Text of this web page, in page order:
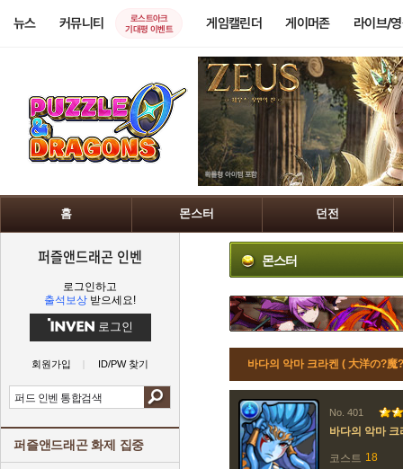
뉴스 커뮤니티
로스트아크
기대평 이벤트
게임캘린더 게이머존 라이브/
홈 몬스터 던전
퍼즐앤드래곤 인벤
로그인하고
출석보상 받으세요!
로그인
회원가입 ID/PW 찾기
퍼즐앤드래곤 화제 집중
몬스터
바다의 악마 크라켄 ( 大洋の?魔
No. 401
바다의 악마 크
코스트 18